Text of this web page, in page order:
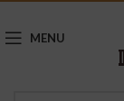
MENU